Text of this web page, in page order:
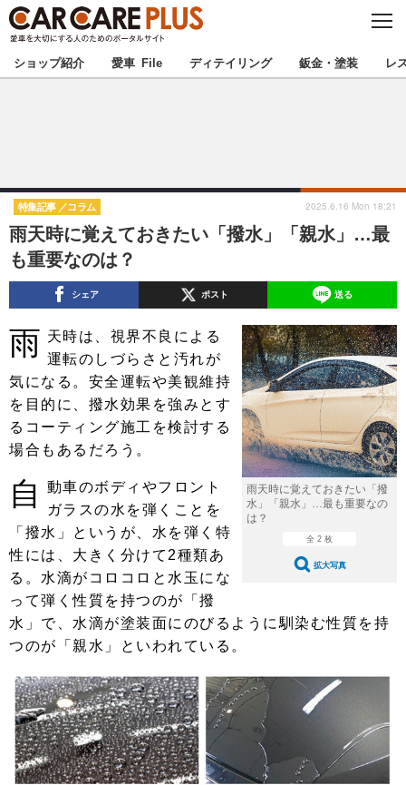
C
S
E
★カーケアプラス認定★ 厳選プロショップを地域から探す
甲信越 北陸
東海 関西
中国 四国
九州 沖縄
注目の記事
ショップレポート 愛車 File
自動車豆知識 ストップ！不具合修理＆粗悪修理
鈑金・塗装
ディテイリング
ディテイリング 洗車
ヘッドライト磨き コーティング
フィルム・ラッピング
鈑金・塗装
小キズ直し 防錆
特集記事
ストップ 不具合修理＆粗悪修理
カーメーカー「旧車」関連プロジェ
クト
コラム
ショップ紹介
ショップレポート プロショップ検索
レストア
カーメーカー「旧車」関連プロジ
ェクト
イベント
イベント告知
ショップ紹介 愛車 File ディテイリング 鈑金・塗装 レ
雨天時に覚えておきたい「撥水」「親水」…最
も重要なのは？
特集記事 コラム 2025.6.16 Mon 18:21
シェア ポスト 送る
雨天時に覚えておきたい「撥
水」「親水」…最も重要なの
は？
全 2 枚
拡大写真
雨 天時は、視界不良による
運転のしづらさと汚れが
気になる。安全運転や美観維持
を目的に、撥水効果を強みとす
るコーティング施工を検討する
場合もあるだろう。
自
動車のボディやフロント
ガラスの水を弾くことを
「撥水」というが、水を弾く特
性には、大きく分けて2種類あ
る。水滴がコロコロと水玉にな
って弾く性質を持つのが「撥
水」で、水滴が塗装面にのびるように馴染む性質を持
つのが「親水」といわれている。